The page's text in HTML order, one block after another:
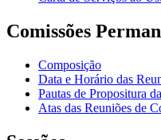
Comissões
Composição
Data e Horário das
Pautas de Propositura
Atas das Reuniões de